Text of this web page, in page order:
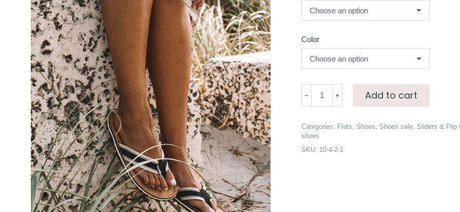
Color
in
stripe
quantity
Add to cart
Categories: Flats, Shoes, Shoes sale, Sliders & Flip
shoes
SKU: 10-4-2-1